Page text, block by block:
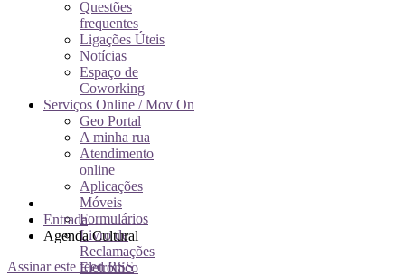
Questões
frequentes
Ligações Úteis
Notícias
Espaço de
Coworking
Serviços Online / Mov On
Geo Portal
A minha rua
Atendimento
online
Aplicações
Móveis
Formulários
Livro de
Reclamações
Eletrónico
Entrada
Agenda Cultural
Assinar este feed RSS